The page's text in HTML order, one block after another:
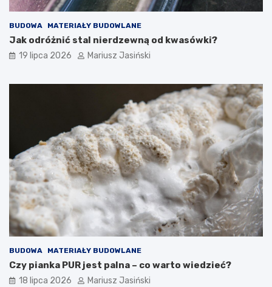
BUDOWA MATERIAŁY BUDOWLANE
Jak odróżnić stal nierdzewną od kwasówki?
19 lipca 2026 Mariusz Jasiński
BUDOWA MATERIAŁY BUDOWLANE
Czy pianka PUR jest palna – co warto wiedzieć?
18 lipca 2026 Mariusz Jasiński